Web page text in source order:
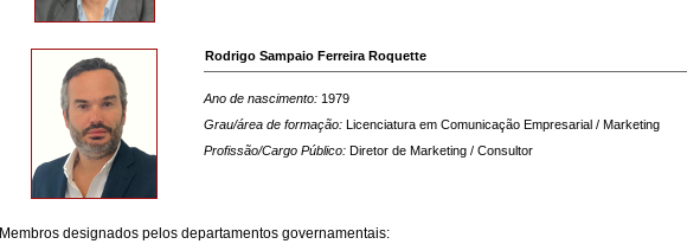
Rodrigo Sampaio Ferreira Roquette
Ano de nascimento: 1979
Grau/área de formação: Licenciatura em Comunicação Empresarial / Marketing
Profissão/Cargo Público: Diretor de Marketing / Consultor
Membros designados pelos departamentos governamentais: